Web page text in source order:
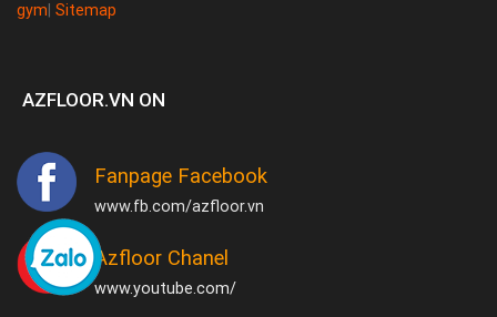
gym Sitemap
AZFLOOR.VN ON
Fanpage Facebook
www.fb.com/azfloor.vn
Azfloor Chanel
www.youtube.com/